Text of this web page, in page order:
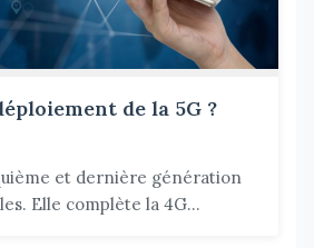
de la 5G ?
et dernière génération
Elle complète la 4G...